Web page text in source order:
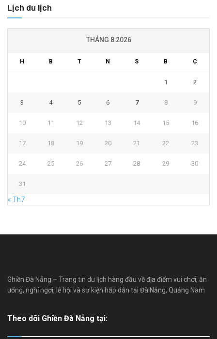
Lịch du lịch
THÁNG 8 2026
H B T N S B C
1 2
3 4 5 6 7 8 9
10 11 12 13 14 15 16
17 18 19 20 21 22 23
24 25 26 27 28 29 30
31
« Th7
Ghiền Đà Nẵng – Trang tin du lịch hàng đầu về địa điểm vui chơi, ăn
uống, nghỉ ngơi, lễ hội và sự kiện hấp dẫn tại Đà Nẵng, Quảng Nam
Theo dõi Ghiền Đà Nẵng tại: